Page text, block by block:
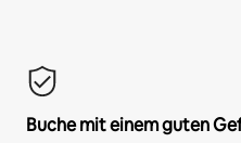
Buche mit einem guten